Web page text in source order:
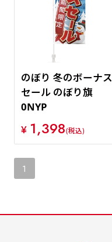
のぼり 冬のボーナス
セール のぼり旗
0NYP
¥ 1,398(税込)
1